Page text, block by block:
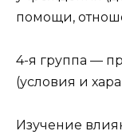
помощи,
4-я группа —
(условия и
Изучение